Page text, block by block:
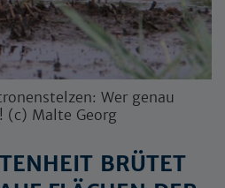
BRÜTET
Wer genau
(c) Malte Georg